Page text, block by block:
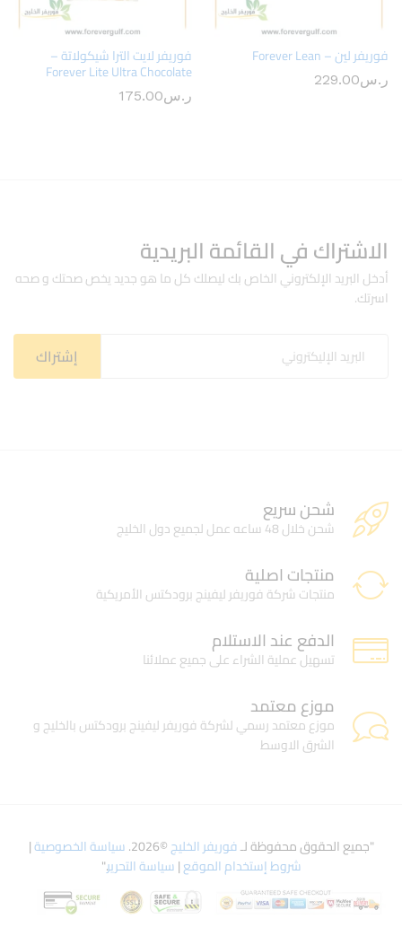
فوريفر لين – Forever Lean
ر.س229.00
فوريفر لايت الترا شيكولاتة –
Forever Lite Ultra Chocolate
ر.س175.00
الاشتراك في القائمة البريدية
أدخل البريد الإلكتروني الخاص بك ليصلك كل ما هو جديد يخص صحتك و صحه
اسرتك.
شحن سريع
شحن خلال 48 ساعه عمل لجميع دول الخليج
منتجات اصلية
منتجات شركة فوريفر ليفينج برودكتس الأمريكية
الدفع عند الاستلام
تسهيل عملية الشراء على جميع عملائنا
موزع معتمد
موزع معتمد رسمي لشركة فوريفر ليفينج برودكتس بالخليج و
الشرق الاوسط
"جميع الحقوق محفوظة لـفوريفر الخليج©2026. سياسة الخصوصية|
شروط إستخدام الموقع|سياسة التحرير."